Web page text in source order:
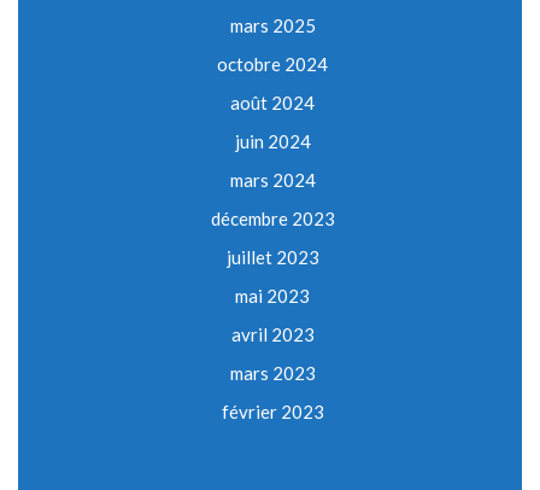
mars 2025
octobre 2024
août 2024
juin 2024
mars 2024
décembre 2023
juillet 2023
mai 2023
avril 2023
mars 2023
février 2023